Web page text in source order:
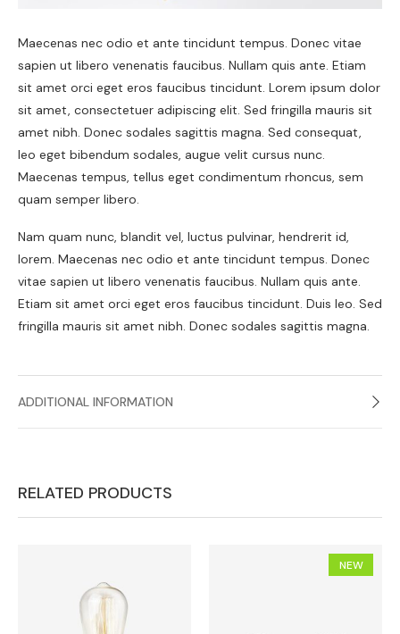
Maecenas nec odio et ante tincidunt tempus. Donec vitae
sapien ut libero venenatis faucibus. Nullam quis ante. Etiam
sit amet orci eget eros faucibus tincidunt. Lorem ipsum dolor
sit amet, consectetuer adipiscing elit. Sed fringilla mauris sit
amet nibh. Donec sodales sagittis magna. Sed consequat,
leo eget bibendum sodales, augue velit cursus nunc.
Maecenas tempus, tellus eget condimentum rhoncus, sem
quam semper libero.
Nam quam nunc, blandit vel, luctus pulvinar, hendrerit id,
lorem. Maecenas nec odio et ante tincidunt tempus. Donec
vitae sapien ut libero venenatis faucibus. Nullam quis ante.
Etiam sit amet orci eget eros faucibus tincidunt. Duis leo. Sed
fringilla mauris sit amet nibh. Donec sodales sagittis magna.
ADDITIONAL INFORMATION
RELATED PRODUCTS
NEW